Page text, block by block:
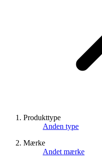
Produkttype
Anden type
Mærke
Andet mærke